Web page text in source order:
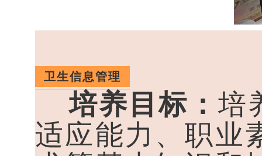
卫生信息管理
培养目标： 培
适应能力、职业